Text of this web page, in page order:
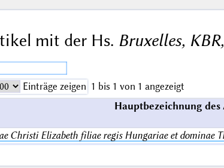
mit der Hs. Bruxelles,
Einträge zeigen 1 bis 1 von 1 angezeigt
Hauptbezeichnung
Christi Elizabeth filiae regis Hungariae et dominae